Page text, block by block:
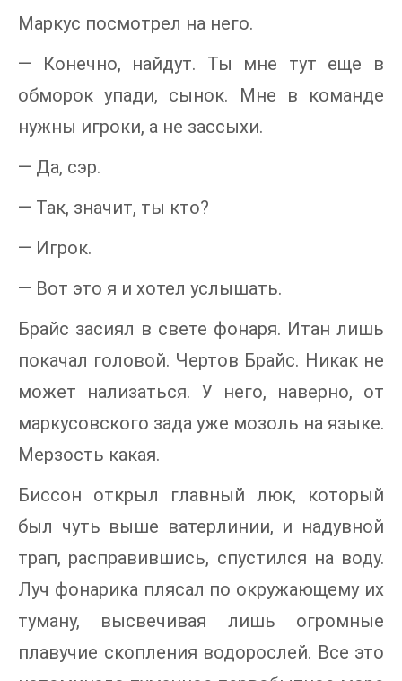
Маркус посмотрел на него.
— Конечно, найдут. Ты мне тут еще в
обморок упади, сынок. Мне в команде
нужны игроки, а не зассыхи.
— Да, сэр.
— Так, значит, ты кто?
— Игрок.
— Вот это я и хотел услышать.
Брайс засиял в свете фонаря. Итан лишь
покачал головой. Чертов Брайс. Никак не
может нализаться. У него, наверно, от
маркусовского зада уже мозоль на языке.
Мерзость какая.
Биссон открыл главный люк, который
был чуть выше ватерлинии, и надувной
трап, расправившись, спустился на воду.
Луч фонарика плясал по окружающему их
туману, высвечивая лишь огромные
плавучие скопления водорослей. Все это